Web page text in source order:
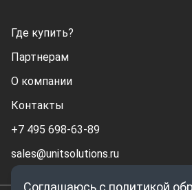
Соглашаюсь с политикой
Где купить?
Партнерам
О компании
Контакты
+7 495 698-63-89
sales@unitsolutions.ru